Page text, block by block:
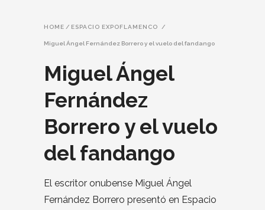
HOME / ESPACIO EXPOFLAMENCO /
Miguel Ángel Fernández Borrero y el vuelo del fandango
Miguel Ángel
Fernández
Borrero y el vuelo
del fandango
El escritor onubense Miguel Ángel
Fernández Borrero presentó en Espacio